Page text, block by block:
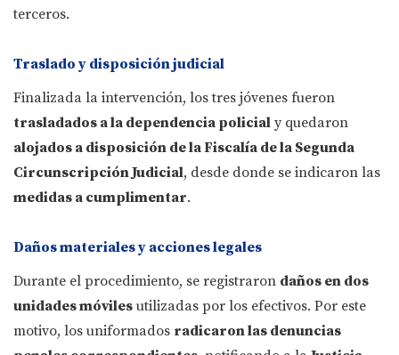
terceros.
Traslado y disposición judicial
Finalizada la intervención, los tres jóvenes fueron
trasladados a la dependencia policial y quedaron
alojados a disposición de la Fiscalía de la Segunda
Circunscripción Judicial, desde donde se indicaron las
medidas a cumplimentar.
Daños materiales y acciones legales
Durante el procedimiento, se registraron daños en dos
unidades móviles utilizadas por los efectivos. Por este
motivo, los uniformados radicaron las denuncias